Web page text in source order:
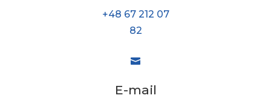
+48 67 212 07
82

E-mail